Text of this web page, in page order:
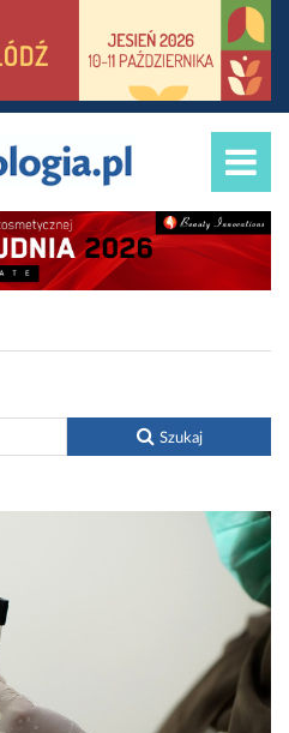
Szukaj